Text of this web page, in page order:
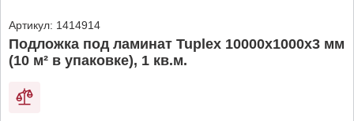
Артикул: 1414914
Подложка под ламинат Tuplex 10000x1000x3 мм
(10 м² в упаковке), 1 кв.м.